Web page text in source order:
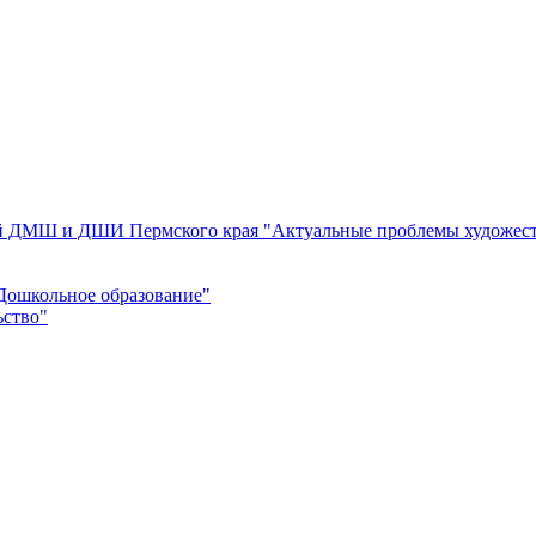
ДМШ и ДШИ Пермского края "Актуальные проблемы
образование"